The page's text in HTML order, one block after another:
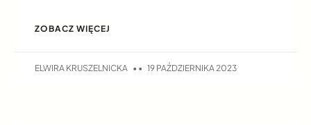
ZOBACZ WIĘCEJ
ELWIRA KRUSZELNICKA 19 PAŹDZIERNIKA 2023